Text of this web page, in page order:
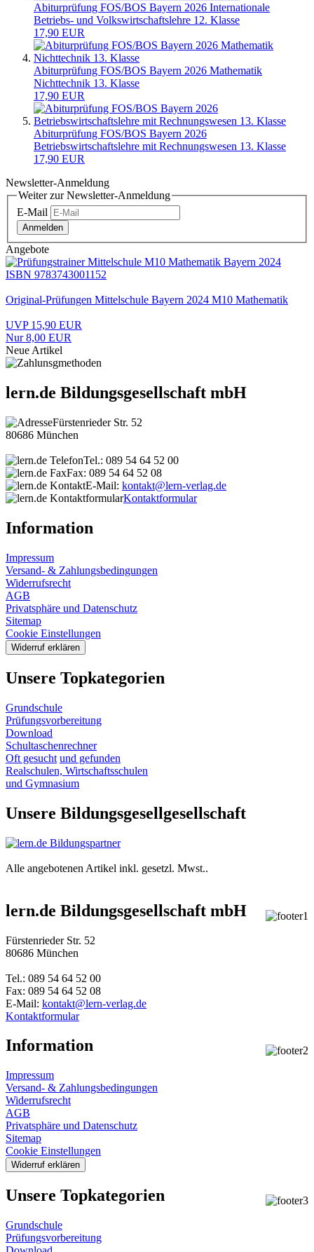
Abiturprüfung FOS/BOS Bayern 2026 Internationale
Betriebs- und Volkswirtschaftslehre 12. Klasse
17,90 EUR
Abiturprüfung FOS/BOS Bayern 2026 Mathematik
Nichttechnik 13. Klasse
17,90 EUR
Abiturprüfung FOS/BOS Bayern 2026
Betriebswirtschaftslehre mit Rechnungswesen 13. Klasse
17,90 EUR
Newsletter-Anmeldung
Weiter zur Newsletter-Anmeldung
E-Mail
Anmelden
Angebote
Original-Prüfungen Mittelschule Bayern 2024 M10 Mathematik
UVP 15,90 EUR
Nur 8,00 EUR
Neue Artikel
lern.de Bildungsgesellschaft mbH
Fürstenrieder Str. 52
80686 München
Tel.: 089 54 64 52 00
Fax: 089 54 64 52 08
E-Mail: kontakt@lern-verlag.de
Kontaktformular
Information
Impressum
Versand- & Zahlungsbedingungen
Widerrufsrecht
AGB
Privatsphäre und Datenschutz
Sitemap
Cookie Einstellungen
Widerruf erklären
Unsere Topkategorien
Grundschule
Prüfungsvorbereitung
Download
Schultaschenrechner
Oft gesucht und gefunden
Realschulen, Wirtschaftsschulen
und Gymnasium
Unsere Bildungsgesellgesellschaft
Alle angebotenen Artikel inkl. gesetzl. Mwst..
lern.de Bildungsgesellschaft mbH
Fürstenrieder Str. 52
80686 München
Tel.: 089 54 64 52 00
Fax: 089 54 64 52 08
E-Mail: kontakt@lern-verlag.de
Kontaktformular
Information
Impressum
Versand- & Zahlungsbedingungen
Widerrufsrecht
AGB
Privatsphäre und Datenschutz
Sitemap
Cookie Einstellungen
Widerruf erklären
Unsere Topkategorien
Grundschule
Prüfungsvorbereitung